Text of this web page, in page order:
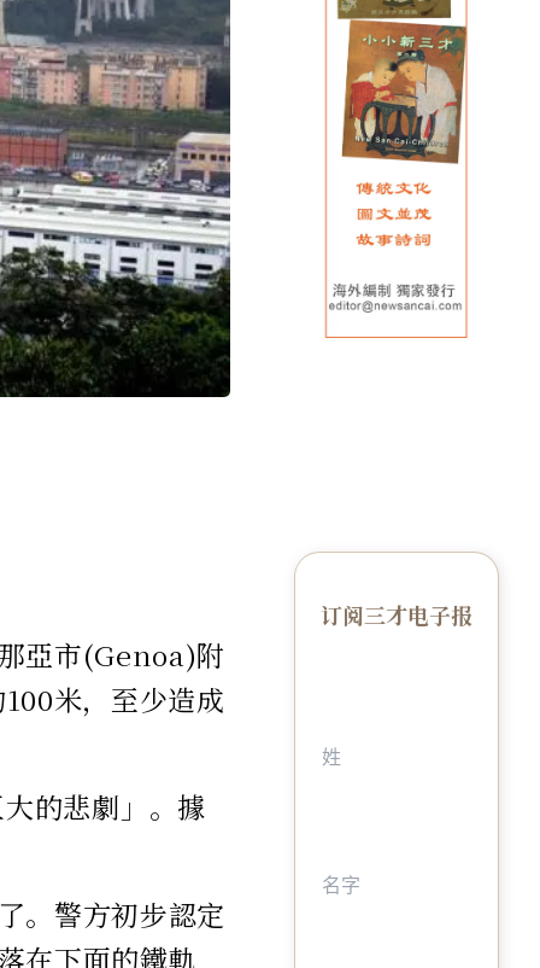
亞市(Genoa)附
米，至少造成
的悲劇」。據
。警方初步認定
在下面的鐵軌
订阅三才电子报